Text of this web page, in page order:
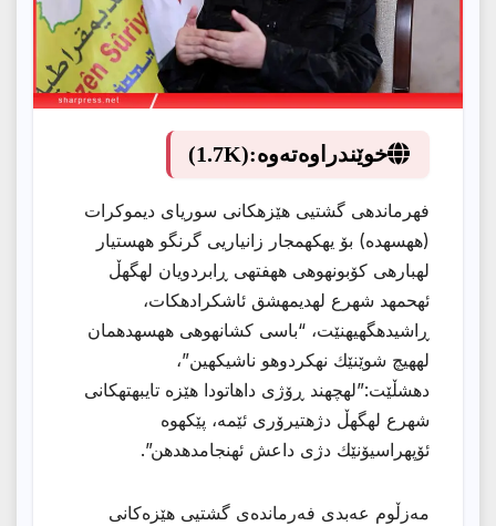
خوێندراوەتەوە:(1.7K)
فهرماندهی گشتیی هێزهكانی سوریای دیموكرات
(ههسهده) بۆ یهكهمجار زانیاریی گرنگو ههستیار
لهبارهی كۆبونهوهی ههفتهی ڕابردویان لهگهڵ
ئهحمهد شهرع لهدیمهشق ئاشكرادهكات،
ڕاشیدهگهیهنێت، “باسی كشانهوهی ههسهدهمان
لههیچ شوێنێك نهكردوهو ناشیكهین”،
دهشڵێت:”لهچهند ڕۆژی داهاتودا هێزه تایبهتهكانی
شهرع لهگهڵ دژهتیرۆری ئێمه، پێكهوه
ئۆپهراسیۆنێك دژی داعش ئهنجامدهدهن”.
مەزڵوم عەبدی فەرماندەی گشتیی هێزەکانی